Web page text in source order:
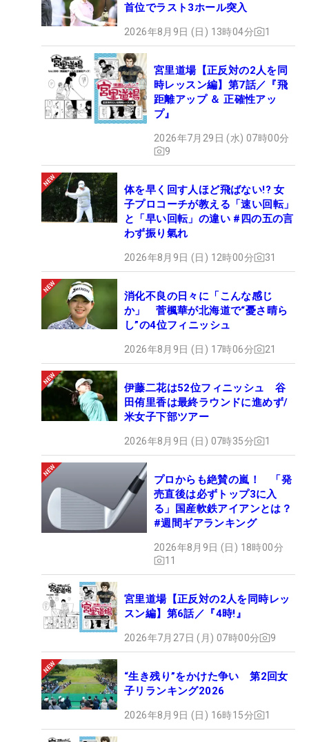
首位でラスト3ホール突入
2026年8月9日 (日) 13時04分 1
宮里道場【正反対の2人を同
時レッスン編】第7話／『飛
距離アップ ＆ 正確性アッ
プ』
2026年7月29日 (水) 07時00分
9
体を早く回す人ほど飛ばない!? 女
子プロコーチが教える「速い回転」
と「早い回転」の違い #四の五の言
わず振り氣れ
2026年8月9日 (日) 12時00分 31
消化不良の日々に「こんな感じ
か」 菅楓華が北海道で“憂さ晴ら
し”の4位フィニッシュ
2026年8月9日 (日) 17時06分 21
伊藤二花は52位フィニッシュ 谷
田侑里香は最終ラウンドに進めず/
米女子下部ツアー
2026年8月9日 (日) 07時35分 1
プロからも絶賛の嵐！ 「発
売直後は必ずトップ3に入
る」国産軟鉄アイアンとは？
#週間ギアランキング
2026年8月9日 (日) 18時00分
11
宮里道場【正反対の2人を同時レッ
スン編】第6話／『4時!』
2026年7月27日 (月) 07時00分 9
“生き残り”をかけた争い 第2回女
子リランキング2026
2026年8月9日 (日) 16時15分 1